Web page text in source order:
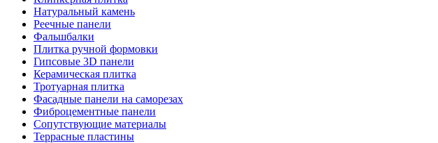
Натуральный камень
Реечные панели
Фальшбалки
Плитка ручной формовки
Гипсовые 3D панели
Керамическая плитка
Тротуарная плитка
Фасадные панели на саморезах
Фиброцементные панели
Сопутствующие материалы
Террасные пластины